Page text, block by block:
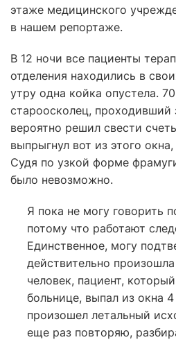
этаже медицинского
в нашем репортаже.
В 12 ночи все пациенты
отделения находились в
утру одна койка опустела.
староосколец, проходивший
вероятно решил свести
выпрыгнул вот из этого
Судя по узкой форме
было невозможно.
Я пока не могу говорить
потому что работают
Единственное, могу
действительно
человек, пациент,
больнице, выпал из окна
произошел летальный
еще раз повторяю,